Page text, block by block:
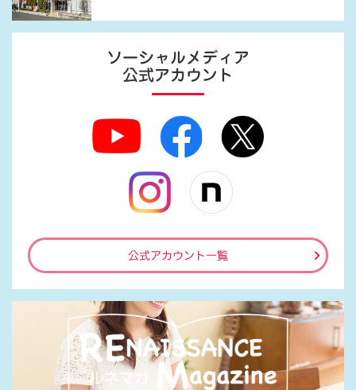
ソーシャルメディア
公式アカウント
公式アカウント一覧